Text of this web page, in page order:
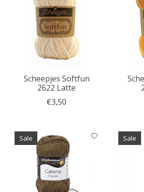
Scheepjes Softfun
2622 Latte
€3,50
Sale Sale